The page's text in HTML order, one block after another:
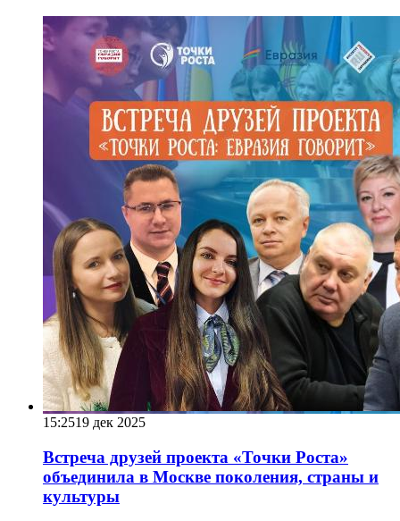
15:2519 дек 2025
Встреча друзей проекта «Точки Роста»
объединила в Москве поколения, страны и
культуры